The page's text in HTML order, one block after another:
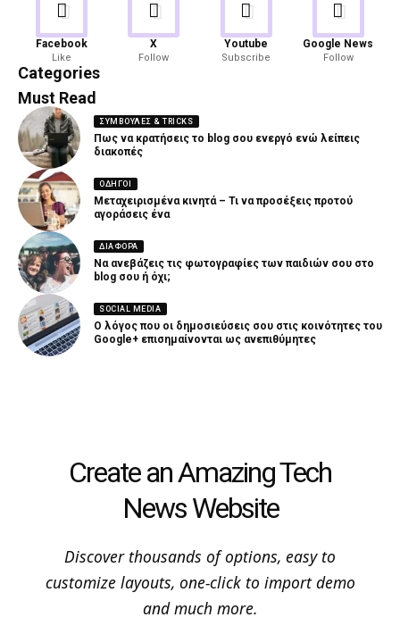
Facebook
Like
X
Follow
Youtube
Subscribe
Google News
Follow
Categories
Android
82 Articles
Gaming
19 Articles
Must Read
ΣΥΜΒΟΥΛΈΣ & TRICKS
Πως να κρατήσεις το blog σου ενεργό ενώ λείπεις
διακοπές
ΟΔΗΓΟΊ
Μεταχειρισμένα κινητά – Τι να προσέξεις προτού
αγοράσεις ένα
ΔΙΑΦΟΡΑ
Να ανεβάζεις τις φωτογραφίες των παιδιών σου στο
blog σου ή όχι;
SOCIAL MEDIA
Ο λόγος που οι δημοσιεύσεις σου στις κοινότητες του
Google+ επισημαίνονται ως ανεπιθύμητες
Create an Amazing Tech
News Website
Discover thousands of options, easy to
customize layouts, one-click to import demo
and much more.